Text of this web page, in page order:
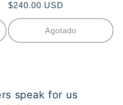
Precio
habitual
$240.00 USD
Agotado
speak for us